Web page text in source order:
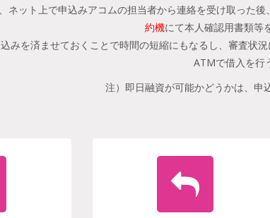
ネット上で申込みアコムの担当者から連絡を受け取った後
約機にて本人確認用書類等
みを済ませておくことで時間の短縮にもなるし、審査状
ATMで借入を行
注）即日融資が可能かどうかは、申